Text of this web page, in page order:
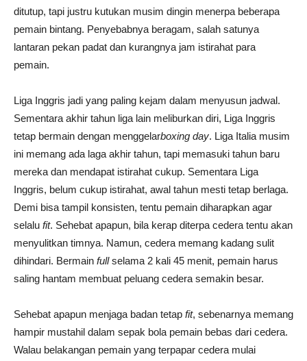
ditutup, tapi justru kutukan musim dingin menerpa beberapa
pemain bintang. Penyebabnya beragam, salah satunya
lantaran pekan padat dan kurangnya jam istirahat para
pemain.
Liga Inggris jadi yang paling kejam dalam menyusun jadwal.
Sementara akhir tahun liga lain meliburkan diri, Liga Inggris
tetap bermain dengan menggelarboxing day. Liga Italia musim
ini memang ada laga akhir tahun, tapi memasuki tahun baru
mereka dan mendapat istirahat cukup. Sementara Liga
Inggris, belum cukup istirahat, awal tahun mesti tetap berlaga.
Demi bisa tampil konsisten, tentu pemain diharapkan agar
selalu fit. Sehebat apapun, bila kerap diterpa cedera tentu akan
menyulitkan timnya. Namun, cedera memang kadang sulit
dihindari. Bermain fullselama 2 kali 45 menit, pemain harus
saling hantam membuat peluang cedera semakin besar.
Sehebat apapun menjaga badan tetap fit, sebenarnya memang
hampir mustahil dalam sepak bola pemain bebas dari cedera.
Walau belakangan pemain yang terpapar cedera mulai